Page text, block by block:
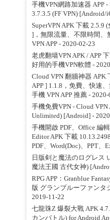
手機VPN網路加速器 APP -
3.7.3.5 (FF VPN) [Android/
SuperVPN APK 下載 2.5.9
]，無限流量、不限時間、
VPN APP- 2020-02-23
老虎翻墙VPN APK / APP
好用的手機VPN軟體 -
Cloud VPN 翻牆神器 APK
APP ] 1.1.8，免費、快速
手機 VPN APP 推薦- 2020-
手機免費VPN - Cloud VPN
Unlimited) [Android]-
手機開啟 PDF、Office 編
Editor APK 下載
PDF、Word(Doc)、PPT、
日版剣と魔法のログレス
魔法王國 古代女神)
RPG APP：Granblue
版 グランブルーファンタ
2019-11-22
七龍珠Z 爆裂大戰 APK
カンバトル) for Android